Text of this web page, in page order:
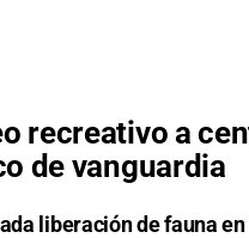
recreativo a
de vanguardia
liberación de fauna